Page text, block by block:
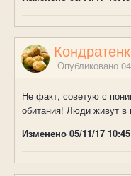
Опубликовано
Не факт, советую с
обитания! Люди живут в
Изменено 05/11/17 10:45